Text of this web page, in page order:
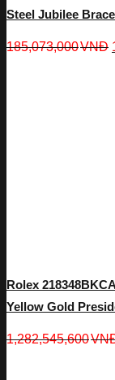
Steel Jubilee
185,073,000VNĐ
Rolex
Yellow Gold
1,282,545,600